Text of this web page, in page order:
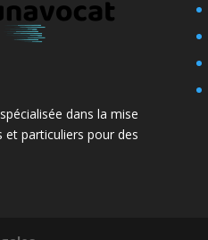
dans la mise
particuliers pour des